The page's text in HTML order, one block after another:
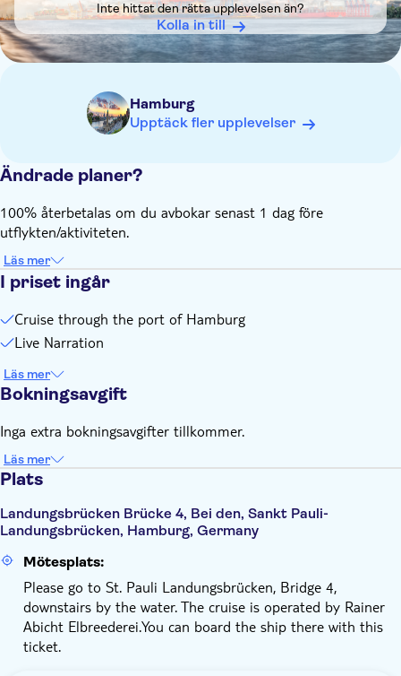
Inte hittat den rätta upplevelsen än?
Kolla in till
Hamburg
Upptäck fler upplevelser
Ändrade planer?
100% återbetalas om du avbokar senast 1 dag före
utflykten/aktiviteten.
Läs mer
I priset ingår
Cruise through the port of Hamburg
Live Narration
Läs mer
Bokningsavgift
Inga extra bokningsavgifter tillkommer.
Läs mer
Plats
Landungsbrücken Brücke 4, Bei den, Sankt Pauli-
Landungsbrücken, Hamburg, Germany
Mötesplats:
Please go to St. Pauli Landungsbrücken, Bridge 4,
downstairs by the water. The cruise is operated by Rainer
Abicht Elbreederei.You can board the ship there with this
ticket.